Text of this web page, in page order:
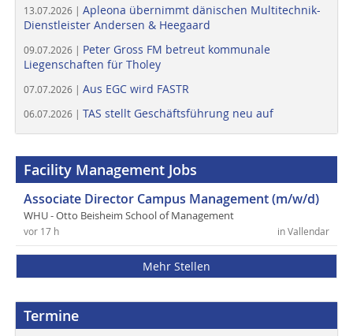
13.07.2026 | Apleona übernimmt dänischen Multitechnik-
Dienstleister Andersen & Heegaard
09.07.2026 | Peter Gross FM betreut kommunale
Liegenschaften für Tholey
07.07.2026 | Aus EGC wird FASTR
06.07.2026 | TAS stellt Geschäftsführung neu auf
Facility Management Jobs
Associate Director Campus Management (m/w/d)
WHU - Otto Beisheim School of Management
in Vallendar
vor 17 h
Mehr Stellen
Termine